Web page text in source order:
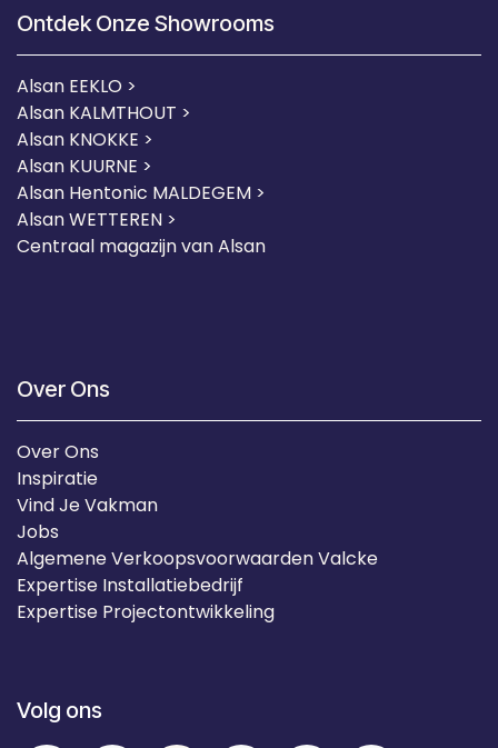
Ontdek Onze Showrooms
Alsan EEKLO >
Alsan KALMTHOUT >
Alsan KNOKKE >
Alsan KUURNE >
Alsan Hentonic MALDEGEM >
Alsan WETTEREN >
Centraal magazijn van Alsan
Over Ons
Over Ons
Inspiratie
Vind Je Vakman
Jobs
Algemene Verkoopsvoorwaarden Valcke
Expertise Installatiebedrijf
Expertise Projectontwikkeling
Volg ons